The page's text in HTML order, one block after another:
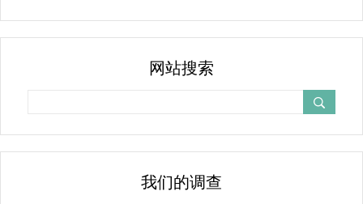
网站搜索
我们的调查